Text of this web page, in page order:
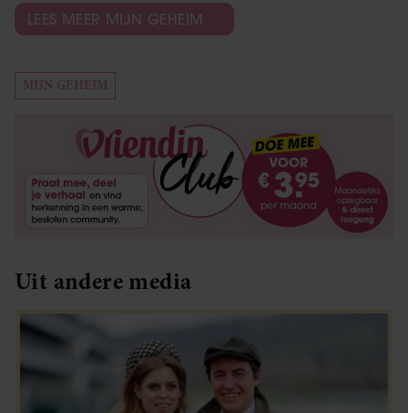
LEES MEER MIJN GEHEIM
MIJN GEHEIM
Uit andere media